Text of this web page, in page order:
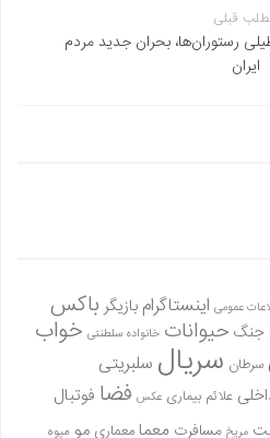
قبلی
رستوران‌ها، بحران جدید مردم
ایران
عمومی اینستاگرام بازیگر باکس
جنگ حیوانات خانواده سلطنتی خواب
سرطان سریال سلبریتی
علائم بیماری عکس فضا فوتبال
مریخ مسافرت معمامعماری مو میوه